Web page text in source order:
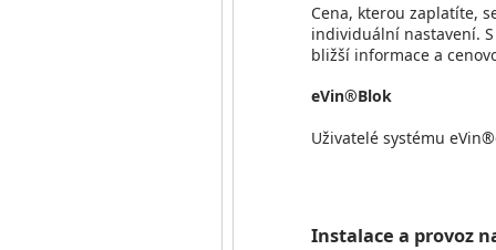
Cena, kterou zaplatíte,
individuální nastavení.
bližší informace a
eVin®Blok
Uživatelé systému
Instalace a provoz